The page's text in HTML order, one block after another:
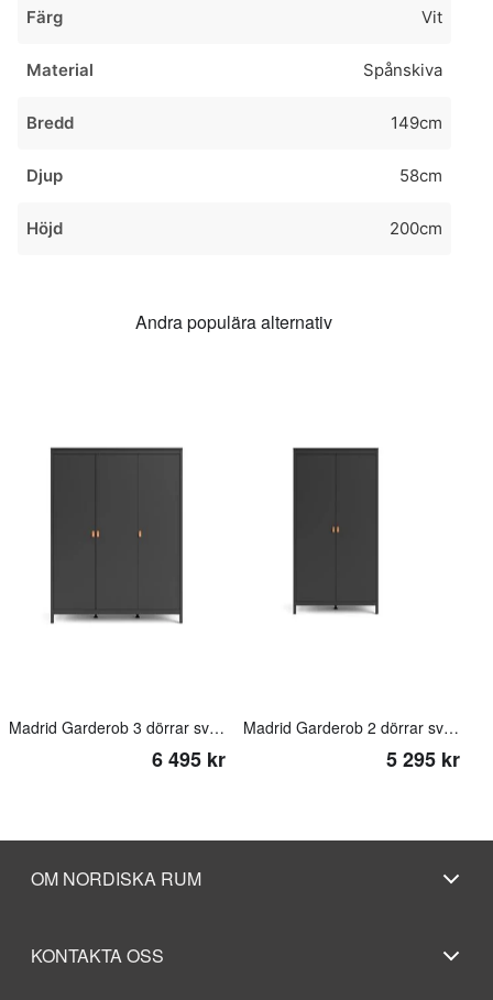
Färg Vit
Material Spånskiva
Bredd 149cm
Djup 58cm
Höjd 200cm
Andra populära alternativ
Madrid Garderob 3 dörrar svart
6 495 kr
Madrid Garderob 2 dörrar svart
5 295 kr
OM NORDISKA RUM
KONTAKTA OSS